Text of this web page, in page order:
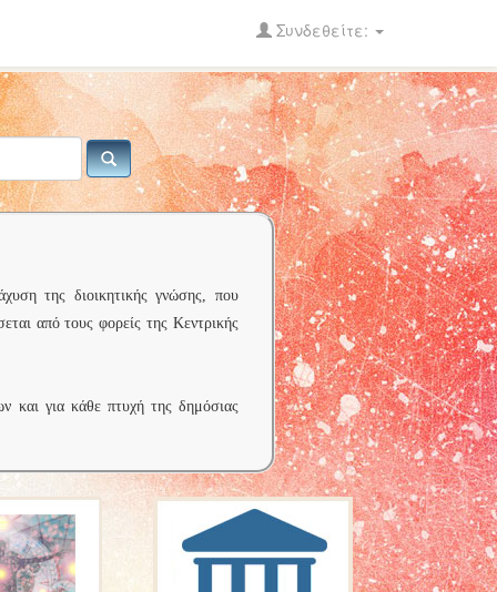
Συνδεθείτε:
της διοικητικής γνώσης, που
από τους φορείς της Κεντρικής
και για κάθε πτυχή της δημόσιας